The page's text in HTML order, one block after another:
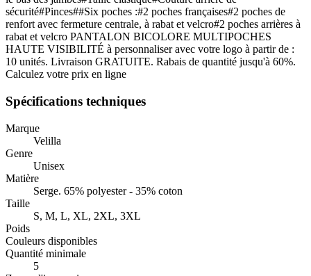
sécurité#Pinces##Six poches :#2 poches françaises#2 poches de
renfort avec fermeture centrale, à rabat et velcro#2 poches arrières à
rabat et velcro PANTALON BICOLORE MULTIPOCHES
HAUTE VISIBILITÉ à personnaliser avec votre logo à partir de :
10 unités. Livraison GRATUITE. Rabais de quantité jusqu'à 60%.
Calculez votre prix en ligne
Spécifications techniques
Marque
Velilla
Genre
Unisex
Matière
Serge. 65% polyester - 35% coton
Taille
S, M, L, XL, 2XL, 3XL
Poids
Couleurs disponibles
Quantité minimale
5